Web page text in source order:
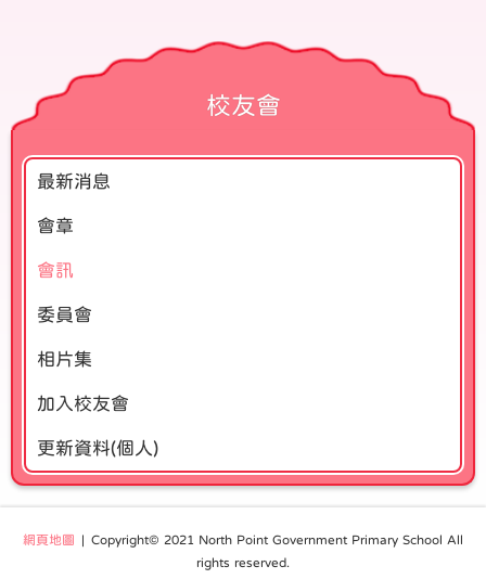
校友會
最新消息
會章
會訊
委員會
相片集
加入校友會
更新資料(個人)
網頁地圖 | Copyright© 2021 North Point Government Primary School All
rights reserved.